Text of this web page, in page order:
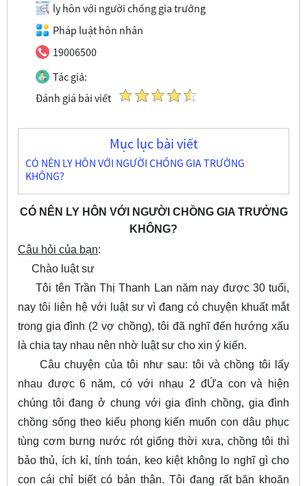
ly hôn với người chồng gia trưởng
Pháp luật hôn nhân
19006500
Tác giả:
Đánh giá bài viết
Mục lục bài viết
CÓ NÊN LY HÔN VỚI NGƯỜI CHỒNG GIA TRƯỞNG
KHÔNG?
CÓ NÊN LY HÔN VỚI NGƯỜI CHỒNG GIA TRƯỞNG
KHÔNG?
Câu hỏi của bạn:
Chào luật sư
Tôi tên Trần Thị Thanh Lan năm nay được 30 tuổi,
nay tôi liên hệ với luật sư vì đang có chuyện khuất mắt
trong gia đình (2 vợ chồng), tôi đã nghĩ đến hướng xấu
là chia tay nhau nên nhờ luật sư cho xin ý kiến.
Câu chuyện của tôi như sau: tôi và chồng tôi lấy
nhau được 6 năm, có với nhau 2 đỨa con và hiện
chúng tôi đang ở chung với gia đình chồng, gia đình
chồng sống theo kiểu phong kiến muốn con dâu phục
tùng cơm bưng nước rót giống thời xưa, chồng tôi thì
bảo thủ, ích kỉ, tính toán, keo kiệt không lo nghĩ gì cho
con cái chỉ biết có bản thân. Tôi đang rất băn khoăn